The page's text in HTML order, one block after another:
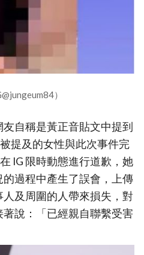
）
自稱是黃正音貼文中提到
提及的女性與此次事件完
IG 限時動態進行道歉，她
過程中產生了誤會，上傳
及周圍的人帶來損失，對
說：「已經親自聯繫受害